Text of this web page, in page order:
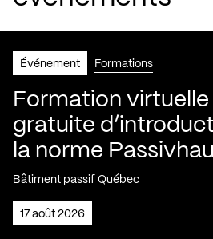
Événement Formations
Formation virtuelle
gratuite
la norme
Bâtiment passif Québec
17 août 2026